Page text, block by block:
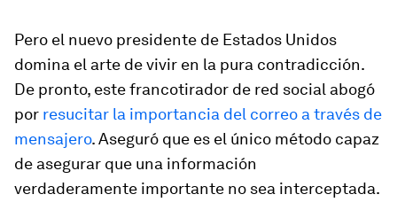
Pero el nuevo presidente de Estados Unidos
domina el arte de vivir en la pura contradicción.
De pronto, este francotirador de red social abogó
por resucitar la importancia del correo a través de
mensajero. Aseguró que es el único método capaz
de asegurar que una información
verdaderamente importante no sea interceptada.